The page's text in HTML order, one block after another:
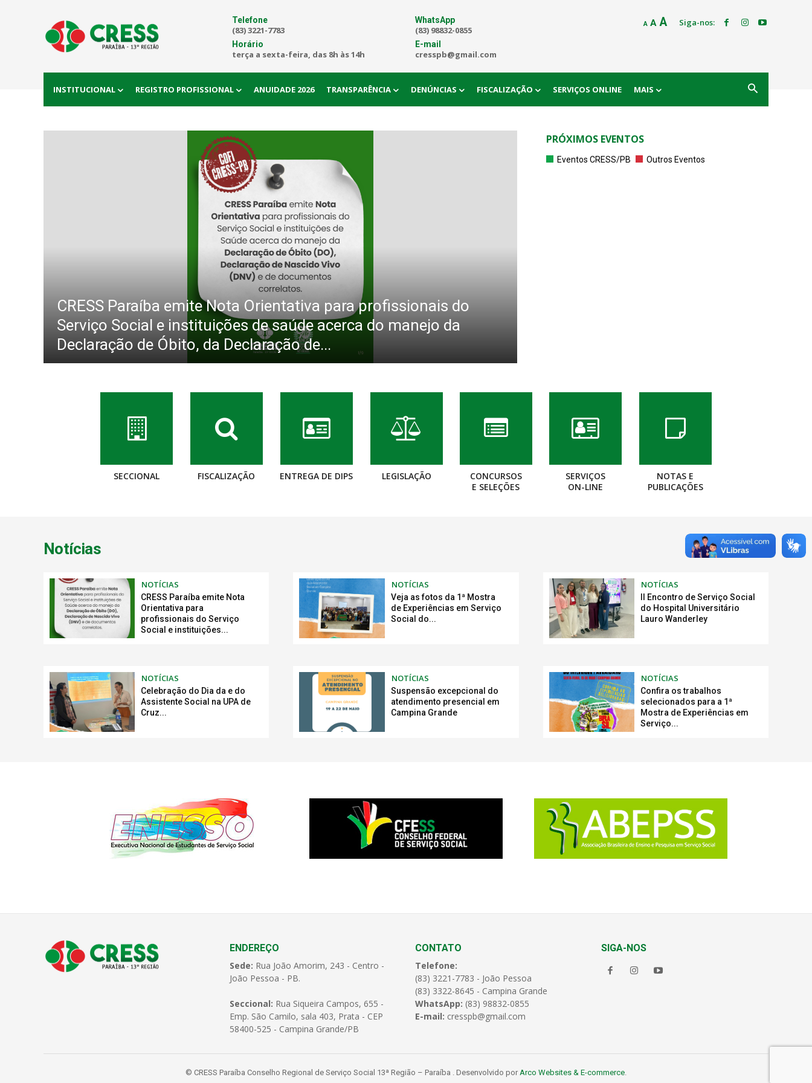
Telefone
(83) 3221-7783
Horário
terça a sexta-feira, das 8h às 14h
WhatsApp
(83) 98832-0855
E-mail
cresspb@gmail.com
A
Decrease
font
A Reset
AIncrease
Siga-nos:
INSTITUCIONAL REGISTRO PROFISSIONAL ANUIDADE 2026 TRANSPARÊNCIA DENÚNCIAS FISCALIZAÇÃO SERVIÇOS ONLINE MAIS
CRESS Paraíba emite Nota Orientativa para profissionais do
Serviço Social e instituições de saúde acerca do manejo da
Declaração de Óbito, da Declaração de...
PRÓXIMOS EVENTOS
Eventos CRESS/PB Outros Eventos
SECCIONAL FISCALIZAÇÃO ENTREGA DE DIPS LEGISLAÇÃO
CONCURSOS
E SELEÇÕES
SERVIÇOS
ON-LINE
NOTAS E
PUBLICAÇÕES
Notícias ver mais
NOTÍCIAS
CRESS Paraíba emite Nota
Orientativa para
profissionais do Serviço
Social e instituições...
NOTÍCIAS
Veja as fotos da 1ª Mostra
de Experiências em Serviço
Social do...
NOTÍCIAS
II Encontro de Serviço Social
do Hospital Universitário
Lauro Wanderley
NOTÍCIAS
Celebração do Dia da e do
Assistente Social na UPA de
Cruz...
NOTÍCIAS
Suspensão excepcional do
atendimento presencial em
Campina Grande
NOTÍCIAS
Confira os trabalhos
selecionados para a 1ª
Mostra de Experiências em
Serviço...
ENDEREÇO
Sede: Rua João Amorim, 243 - Centro -
João Pessoa - PB.
Seccional: Rua Siqueira Campos, 655 -
Emp. São Camilo, sala 403, Prata - CEP
58400-525 - Campina Grande/PB
CONTATO
Telefone:
(83) 3221-7783 - João Pessoa
(83) 3322-8645 - Campina Grande
WhatsApp: (83) 98832-0855
E-mail: cresspb@gmail.com
SIGA-NOS
© CRESS Paraíba Conselho Regional de Serviço Social 13ª Região – Paraíba . Desenvolvido por Arco Websites & E-commerce